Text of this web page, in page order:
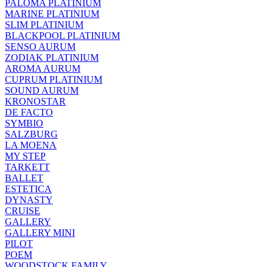
PALOMA PLATINIUM
MARINE PLATINIUM
SLIM PLATINIUM
BLACKPOOL PLATINIUM
SENSO AURUM
ZODIAK PLATINIUM
AROMA AURUM
CUPRUM PLATINIUM
SOUND AURUM
KRONOSTAR
DE FACTO
SYMBIO
SALZBURG
LA MOENA
MY STEP
TARKETT
BALLET
ESTETICA
DYNASTY
CRUISE
GALLERY
GALLERY MINI
PILOT
POEM